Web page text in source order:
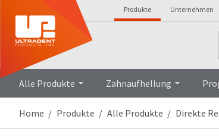
Produkte Unternehmen
Alle Produkte Zahnaufhellung
Home Produkte Alle Produkte Direkte